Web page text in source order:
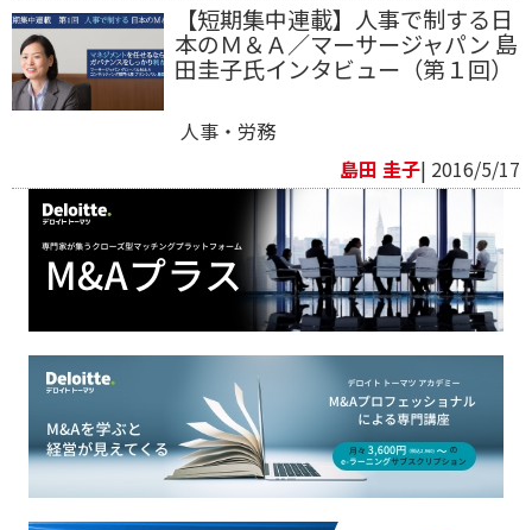
【短期集中連載】人事で制する日
本のＭ＆Ａ／マーサージャパン 島
田圭子氏インタビュー（第１回）
人事・労務
島田 圭子| 2016/5/17